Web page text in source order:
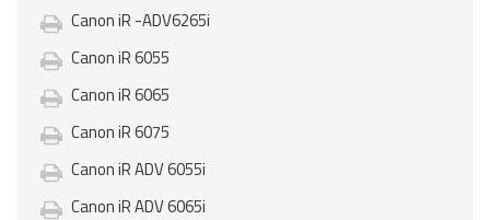
Canon iR -ADV6265i
Canon iR 6055
Canon iR 6065
Canon iR 6075
Canon iR ADV 6055i
Canon iR ADV 6065i